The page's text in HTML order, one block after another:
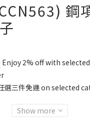
鋼
Enjoy 2% off with
選三件免運 on selected
Show more